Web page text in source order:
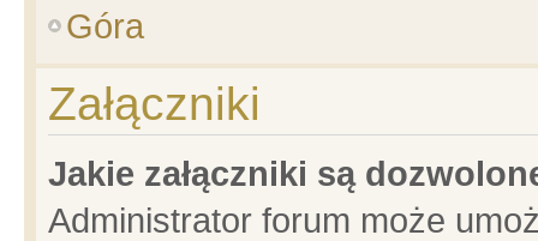
Góra
Załączniki
Jakie załączniki są
Administrator forum może